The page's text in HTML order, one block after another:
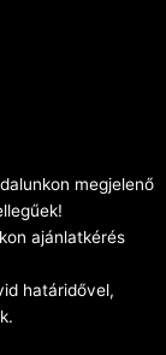
megjelenő
ajánlatkérés
határidővel,